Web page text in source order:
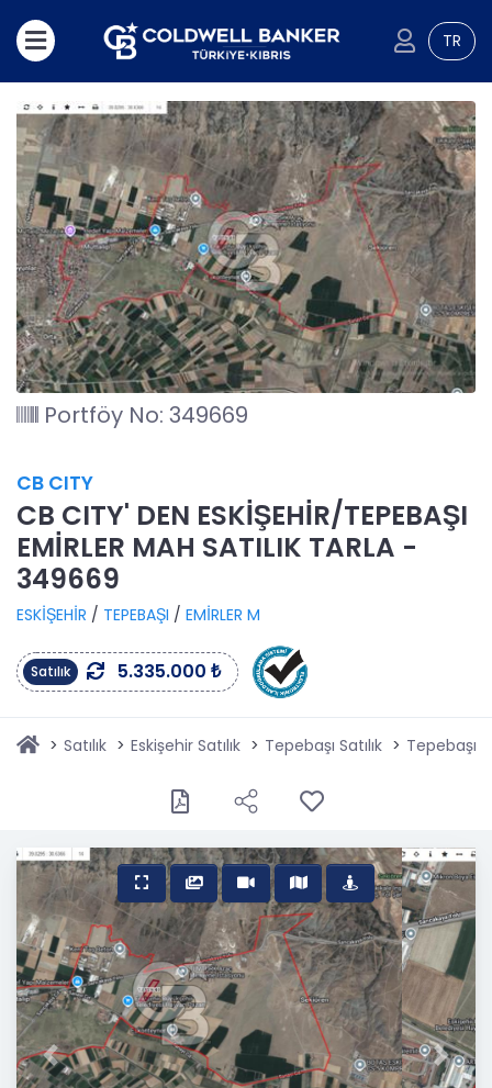
TR
Portföy No: 349669
CB CITY
CB CITY' DEN ESKİŞEHİR/TEPEBAŞI
EMİRLER MAH SATILIK TARLA -
349669
ESKİŞEHİR / TEPEBAŞI / EMİRLER M
Satılık 5.335.000 ₺
Satılık Eskişehir Satılık Tepebaşı Satılık Tepebaşı
Previous Next